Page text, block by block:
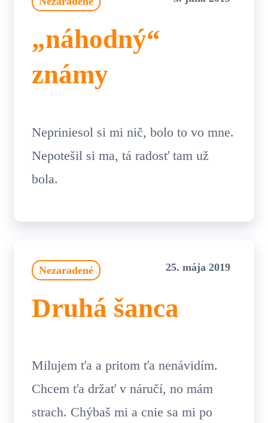
„náhodný“
známy
Nepriniesol si mi nič, bolo to vo mne.
Nepotešil si ma, tá radosť tam už
bola.
Nezaradené 25. mája 2019
Druhá šanca
Milujem ťa a pritom ťa nenávidím.
Chcem ťa držať v náručí, no mám
strach. Chýbaš mi a cnie sa mi po